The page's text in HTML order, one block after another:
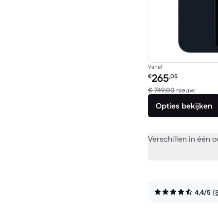
Vanaf
Refurbished prijs:
€265,05
€ 749,00 nieuw
Opties bekijken
Verschillen in één
4,4/5